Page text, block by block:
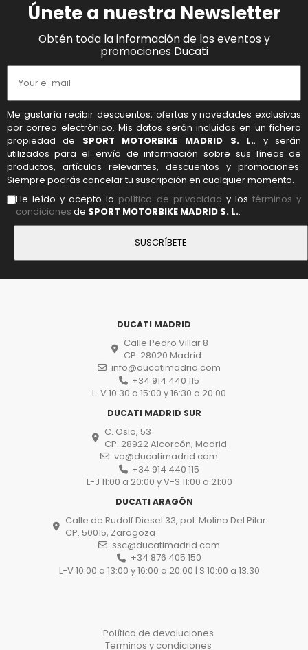
Únete a nuestra Newsletter
Obtén toda la información de los eventos y
promociones Ducati
Me gustaría recibir descuentos, ofertas y novedades exclusivas
por correo electrónico. Mis datos serán incluidos en un fichero
propiedad de SPORT MOTORBIKE MADRID S. L., y serán
utilizados para el envío de información sobre sus líneas de
productos, artículos relevantes, descuentos y promociones.
Siempre podrás cancelar tu suscripción en cualquier momento.
He leído y acepto la política de privacidad y lostérminos y
condiciones de SPORT MOTORBIKE MADRID S. L..
DUCATI MADRID
Calle Pedro Villar 8
CP. 28020 Madrid
info@ducatimadrid.com
+34 914 440 115
L-V 10:30 a 15:00 y 16:30 a 20:00
DUCATI MADRID SUR
C. Oslo, 53
CP. 28922 Alcorcón, Madrid
vo@ducatimadrid.com
+34 914 440 115
L-J 11:00 a 20:00 y V-S 11:00 a 21:00
DUCATI ARAGÓN
Calle de Rudolf Diesel 33, pol. Molino Del Pilar
CP. 50015, Zaragoza
ssc@ducatimadrid.com
+34 876 405 150
L-V 10:00 a 13:00 y 16:00 a 20:00 | S 10:00 a 13.30
Política de devoluciones
Terminos y condiciones